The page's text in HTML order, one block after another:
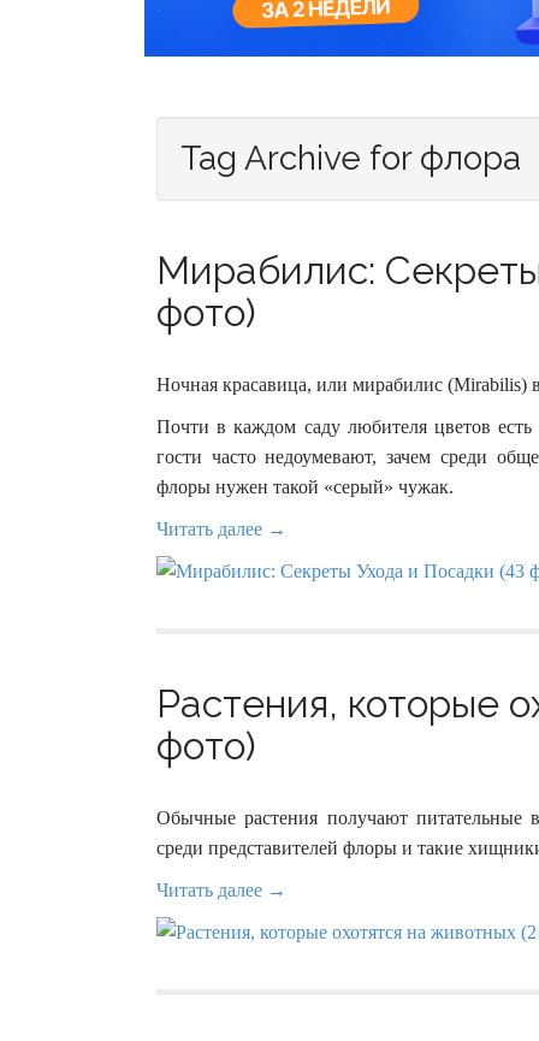
Tag Archive for флора
Мирабилис:
фото)
Ночная красавица, или мирабилис (Mirabilis)
Почти в каждом саду любителя цветов
гости часто недоумевают, зачем среди
флоры нужен такой «серый» чужак.
Читать далее →
Растения, которые
фото)
Обычные растения получают
среди представителей флоры и такие
Читать далее →